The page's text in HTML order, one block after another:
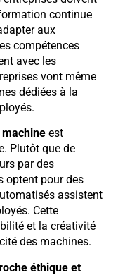
continue
aux
compétences
avec les
vont même
dédiées à la
est
Plutôt que de
par des
optent pour des
assistent
Cette
et la créativité
des machines.
éthique et